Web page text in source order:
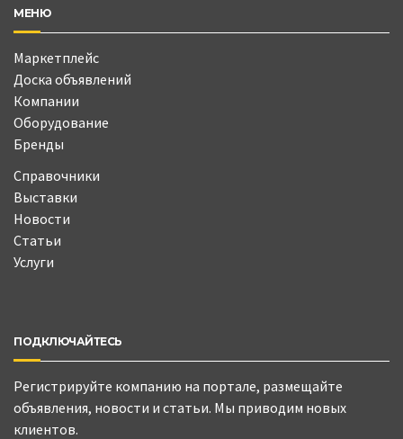
МЕНЮ
Маркетплейс
Доска объявлений
Компании
Оборудование
Бренды
Справочники
Выставки
Новости
Статьи
Услуги
ПОДКЛЮЧАЙТЕСЬ
Регистрируйте компанию на портале, размещайте
объявления, новости и статьи. Мы приводим новых
клиентов.